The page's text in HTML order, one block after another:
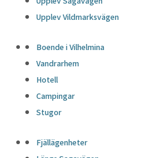
Upplev Vildmarksvägen
Boende i Vilhelmina
Vandrarhem
Hotell
Campingar
Stugor
Fjällägenheter